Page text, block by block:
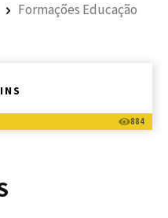
Formações Educação
884